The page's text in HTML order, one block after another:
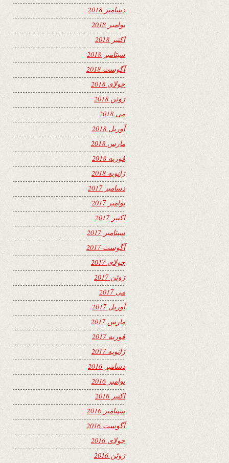
دسامبر 2018
نوامبر 2018
اکتبر 2018
سپتامبر 2018
آگوست 2018
جولای 2018
ژوئن 2018
می 2018
آوریل 2018
مارس 2018
فوریه 2018
ژانویه 2018
دسامبر 2017
نوامبر 2017
اکتبر 2017
سپتامبر 2017
آگوست 2017
جولای 2017
ژوئن 2017
می 2017
آوریل 2017
مارس 2017
فوریه 2017
ژانویه 2017
دسامبر 2016
نوامبر 2016
اکتبر 2016
سپتامبر 2016
آگوست 2016
جولای 2016
ژوئن 2016